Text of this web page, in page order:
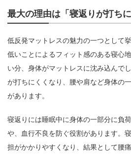
最大の理由は「寝返りが打ち
低反発マットレスの魅力の一つとして
低いことによるフィット感のある寝心
い分、身体がマットレスに沈み込んで
が打ちにくくなり、腰や肩など身体の
があります。
寝返りには睡眠中に身体の一部分に負
や、血行不良を防ぐ役割があります。
担がかかりやすくなり、結果として腰